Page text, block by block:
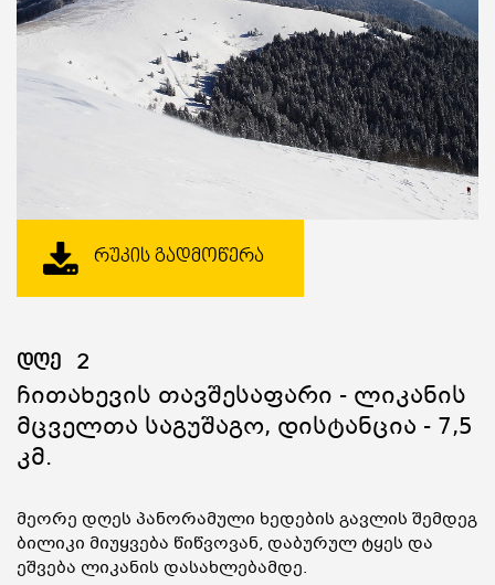
ᲠᲣᲙᲘᲡ ᲒᲐᲓᲛᲝᲬᲔᲠᲐ
დღე 2
Ჩითახევის Თავშესაფარი - Ლიკანის
Მცველთა Საგუშაგო, Დისტანცია - 7,5
Კმ.
მეორე დღეს პანორამული ხედების გავლის შემდეგ
ბილიკი მიუყვება წიწვოვან, დაბურულ ტყეს და
ეშვება ლიკანის დასახლებამდე.